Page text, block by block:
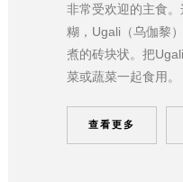
非常受欢迎的主食
糊，Ugali（乌伽黎
煮的砖块状。把
菜或蔬菜一起食用。
查看更多